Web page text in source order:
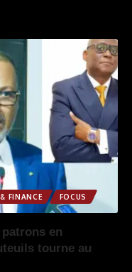
FINANCE
FOCUS
en
tourne au